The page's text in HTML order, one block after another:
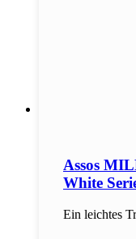
Assos
White
Ein leichtes